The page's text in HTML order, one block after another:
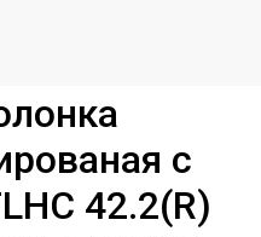
с
42.2(R)